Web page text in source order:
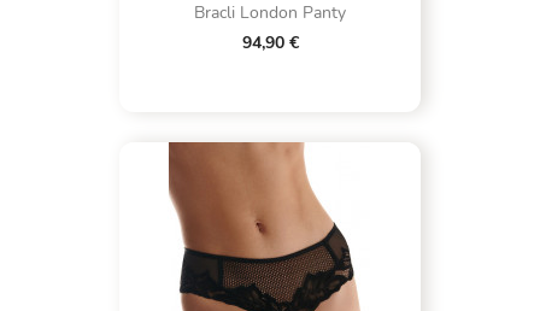
Bracli London Panty
94,90 €